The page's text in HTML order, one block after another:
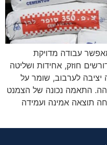
את כל האפשרויות
עבודה מדויקת
חוזק, אחידות ושליטה
לערבוב, שומר על
התאמה נכונה של הצמנט
תוצאה אמינה ועמידה